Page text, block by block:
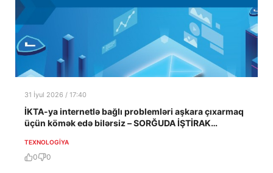
31 İyul 2026 / 17:40
İKTA-ya internetlə bağlı problemləri aşkara çıxarmaq
üçün kömək edə bilərsiz – SORĞUDA İŞTİRAK
TEXNOLOGIYA
0 0